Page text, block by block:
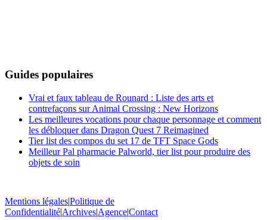
Guides populaires
Vrai et faux tableau de Rounard : Liste des arts et
contrefaçons sur Animal Crossing : New Horizons
Les meilleures vocations pour chaque personnage et comment
les débloquer dans Dragon Quest 7 Reimagined
Tier list des compos du set 17 de TFT Space Gods
Meilleur Pal pharmacie Palworld, tier list pour produire des
objets de soin
Mentions légales|Politique de
Confidentialité|Archives|Agence|Contact